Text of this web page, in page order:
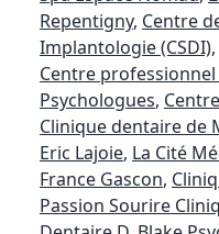
Repentigny, Centre
Implantologie (CSDI),
Centre
Psychologues,
Clinique dentaire de
Eric Lajoie, La Cité
France Gascon,
Passion Sourire